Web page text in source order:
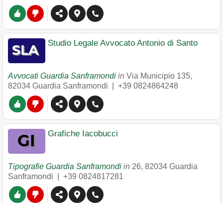
Studio Legale Avvocato Antonio di Santo
Avvocati Guardia Sanframondi in Via Municipio 135,
82034 Guardia Sanframondi +39 0824864248
Grafiche Iacobucci
Tipografie Guardia Sanframondi in 26, 82034 Guardia
Sanframondi
+39 0824817281